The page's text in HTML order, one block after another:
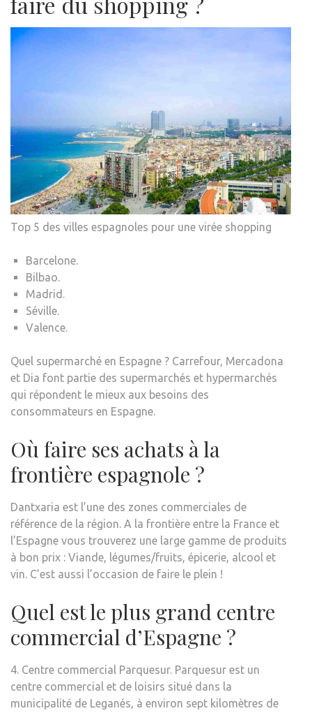
Top 5 des villes espagnoles pour une virée shopping
Barcelone.
Bilbao.
Madrid.
Séville.
Valence.
Quel supermarché en Espagne ? Carrefour, Mercadona
et Dia font partie des supermarchés et hypermarchés
qui répondent le mieux aux besoins des
consommateurs en Espagne.
Où faire ses achats à la
frontière espagnole ?
Dantxaria est l’une des zones commerciales de
référence de la région. A la frontière entre la France et
l’Espagne vous trouverez une large gamme de produits
à bon prix : Viande, légumes/fruits, épicerie, alcool et
vin. C’est aussi l’occasion de faire le plein !
Quel est le plus grand centre
commercial d’Espagne ?
4. Centre commercial Parquesur. Parquesur est un
centre commercial et de loisirs situé dans la
municipalité de Leganés, à environ sept kilomètres de